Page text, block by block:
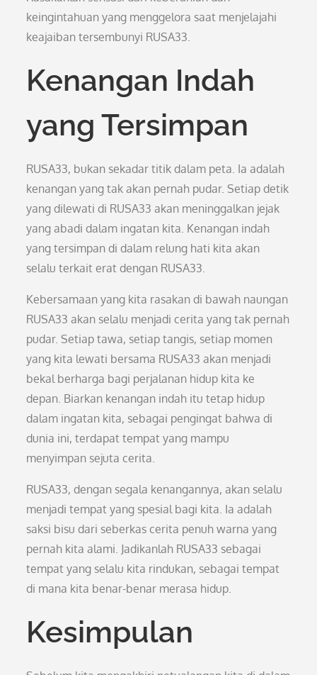
keingintahuan yang menggelora saat menjelajahi
keajaiban tersembunyi RUSA33.
Kenangan Indah
yang Tersimpan
RUSA33, bukan sekadar titik dalam peta. Ia adalah
kenangan yang tak akan pernah pudar. Setiap detik
yang dilewati di RUSA33 akan meninggalkan jejak
yang abadi dalam ingatan kita. Kenangan indah
yang tersimpan di dalam relung hati kita akan
selalu terkait erat dengan RUSA33.
Kebersamaan yang kita rasakan di bawah naungan
RUSA33 akan selalu menjadi cerita yang tak pernah
pudar. Setiap tawa, setiap tangis, setiap momen
yang kita lewati bersama RUSA33 akan menjadi
bekal berharga bagi perjalanan hidup kita ke
depan. Biarkan kenangan indah itu tetap hidup
dalam ingatan kita, sebagai pengingat bahwa di
dunia ini, terdapat tempat yang mampu
menyimpan sejuta cerita.
RUSA33, dengan segala kenangannya, akan selalu
menjadi tempat yang spesial bagi kita. Ia adalah
saksi bisu dari seberkas cerita penuh warna yang
pernah kita alami. Jadikanlah RUSA33 sebagai
tempat yang selalu kita rindukan, sebagai tempat
di mana kita benar-benar merasa hidup.
Kesimpulan